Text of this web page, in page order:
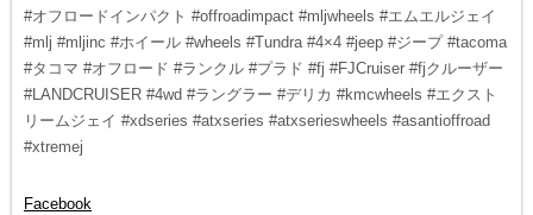
#オフロードインパクト #offroadimpact #mljwheels #エムエルジェイ
#mlj #mljinc #ホイール #wheels #Tundra #4×4 #jeep #ジープ #tacoma
#タコマ #オフロード #ランクル #プラド #fj #FJCruiser #fjクルーザー
#LANDCRUISER #4wd #ラングラー #デリカ #kmcwheels #エクスト
リームジェイ #xdseries #atxseries #atxserieswheels #asantioffroad
#xtremej
Facebook